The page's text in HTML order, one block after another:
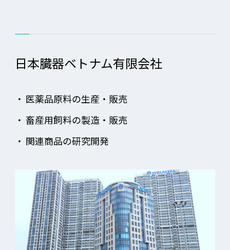
日本臓器ベトナム有限会社
・ 医薬品原料の生産・販売
・ 畜産用飼料の製造・販売
・ 関連商品の研究開発